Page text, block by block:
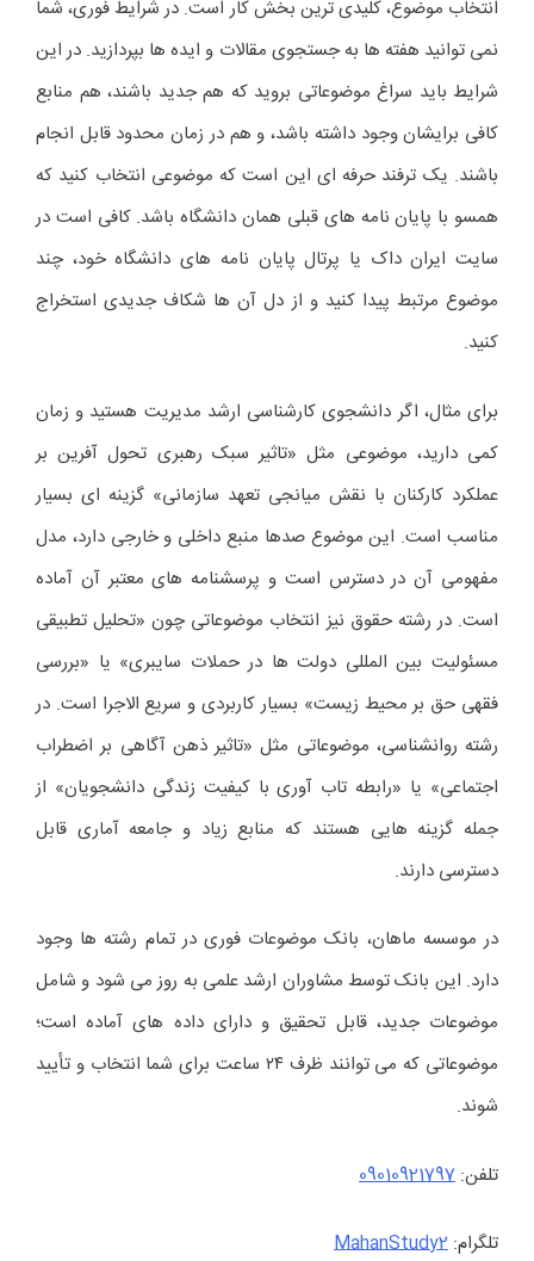
انتخاب موضوع، کلیدی ترین بخش کار است. در شرایط فوری، شما
نمی توانید هفته ها به جستجوی مقالات و ایده ها بپردازید. در این
شرایط باید سراغ موضوعاتی بروید که هم جدید باشند، هم منابع
کافی برایشان وجود داشته باشد، و هم در زمان محدود قابل انجام
باشند. یک ترفند حرفه ای این است که موضوعی انتخاب کنید که
همسو با پایان نامه های قبلی همان دانشگاه باشد. کافی است در
سایت ایران داک یا پرتال پایان نامه های دانشگاه خود، چند
موضوع مرتبط پیدا کنید و از دل آن ها شکاف جدیدی استخراج
کنید.
برای مثال، اگر دانشجوی کارشناسی ارشد مدیریت هستید و زمان
کمی دارید، موضوعی مثل «تاثیر سبک رهبری تحول آفرین بر
عملکرد کارکنان با نقش میانجی تعهد سازمانی» گزینه ای بسیار
مناسب است. این موضوع صدها منبع داخلی و خارجی دارد، مدل
مفهومی آن در دسترس است و پرسشنامه های معتبر آن آماده
است. در رشته حقوق نیز انتخاب موضوعاتی چون «تحلیل تطبیقی
مسئولیت بین المللی دولت ها در حملات سایبری» یا «بررسی
فقهی حق بر محیط زیست» بسیار کاربردی و سریع الاجرا است. در
رشته روانشناسی، موضوعاتی مثل «تاثیر ذهن آگاهی بر اضطراب
اجتماعی» یا «رابطه تاب آوری با کیفیت زندگی دانشجویان» از
جمله گزینه هایی هستند که منابع زیاد و جامعه آماری قابل
دسترسی دارند.
در موسسه ماهان، بانک موضوعات فوری در تمام رشته ها وجود
دارد. این بانک توسط مشاوران ارشد علمی به روز می شود و شامل
موضوعات جدید، قابل تحقیق و دارای داده های آماده است؛
موضوعاتی که می توانند ظرف ۲۴ ساعت برای شما انتخاب و تأیید
شوند.
تلفن: 09010921797
تلگرام: MahanStudy2